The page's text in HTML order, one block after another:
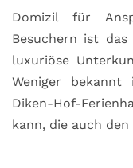
Domizil für
Besuchern ist
luxuriöse
Weniger
Diken-Hof-
kann, die auch den